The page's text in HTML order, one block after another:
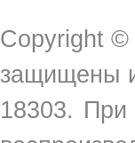
Copyright ©
защищены
18303. При